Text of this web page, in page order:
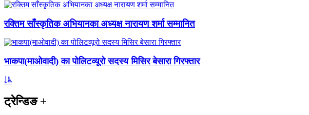
रक्तिम साँस्कृतिक अभियानका अध्यक्ष नारायण शर्मा सम्मानित
भाकपा(माओवादी) का पोलिटव्यूरो सदस्य मिसिर बेसारा गिरफ्तार
ट्रेन्डिङ+